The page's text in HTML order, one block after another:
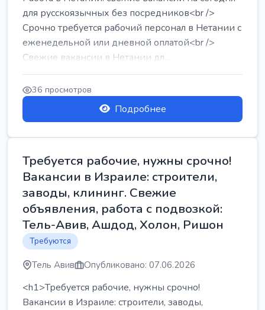
для русскоязычных без посредников<br />
Срочно требуется рабочий персонал в Нетании с
еженедельной или дневной оплатой<br />
Свежие вакансии в Нетании дл...
36 просмотров
Подробнее
Требуется рабочие, нужны срочно!
Вакансии в Израиле: строители,
заводы, клининг. Свежие
объявления, работа с подвозкой:
Тель-Авив, Ашдод, Холон, Ришон
Требуются
Тель Авив Опубликовано: 07.06.2026
<h1>Требуется рабочие, нужны срочно!
Вакансии в Израиле: строители, заводы,